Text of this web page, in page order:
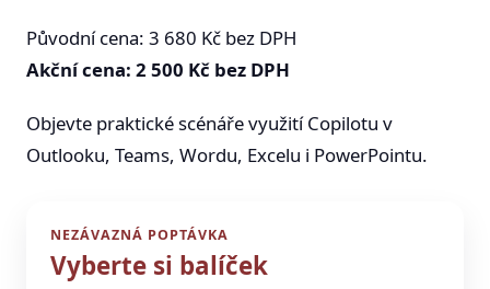
Původní cena: 3 680 Kč bez DPH
Akční cena: 2 500 Kč bez DPH
Objevte praktické scénáře využití Copilotu v
Outlooku, Teams, Wordu, Excelu i PowerPointu.
NEZÁVAZNÁ POPTÁVKA
Vyberte si balíček